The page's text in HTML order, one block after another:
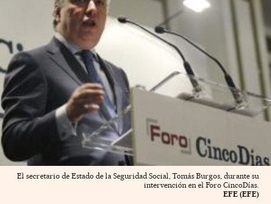
El secretario de Estado de la Seguridad Social, Tomás Burgos, durante su
intervención en el Foro CincoDías.
EFE (EFE)